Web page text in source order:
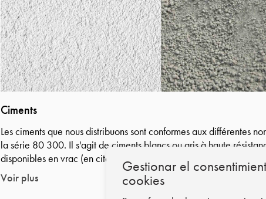
Gestionar el
cookies
Ciments
Les ciments que nous distribuons sont conformes aux différentes
la série 80 300. Il s'agit de ciments blancs ou gris à haute
disponibles en vrac (en citernes) ou en sacs (palettisés).
Voir plus